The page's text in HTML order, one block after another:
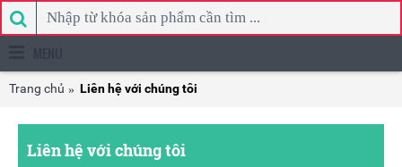
Trang chủ Liên hệ với chúng tôi
Liên hệ với chúng tôi